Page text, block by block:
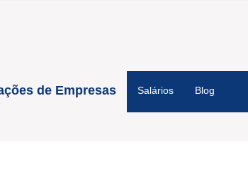
de Empresas Salários Blog